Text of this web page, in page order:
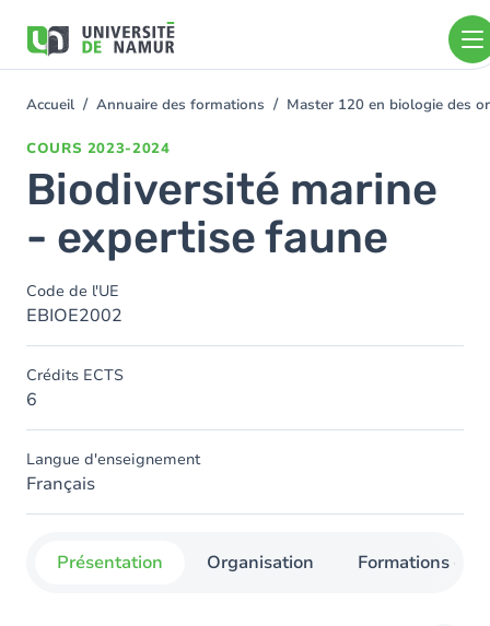
contenu
You
Accueil Annuaire des formations Master 120 en biologie des
COURS 2023-2024
Biodiversité marine
- expertise faune
Code de l'UE
EBIOE2002
Crédits ECTS
6
Langue d'enseignement
Français
Présentation Organisation Formations